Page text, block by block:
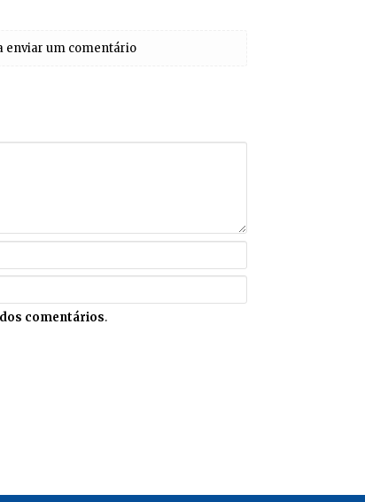
enviar um comentário
comentários.